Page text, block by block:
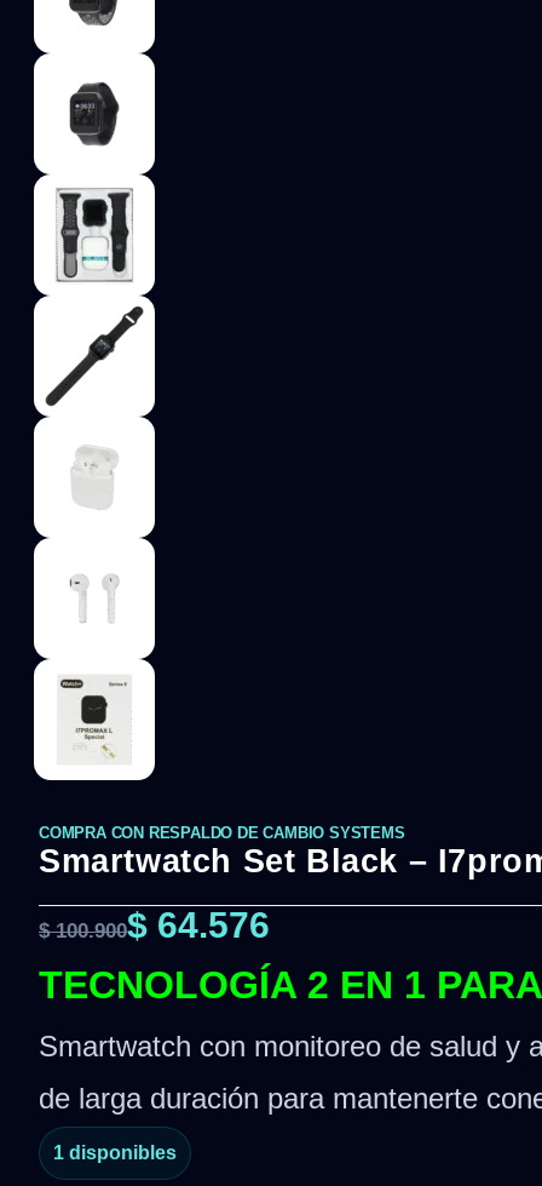
COMPRA CON RESPALDO DE CAMBIO SYSTEMS
Smartwatch Set Black –
$100.900$ 64.576
TECNOLOGÍA 2 EN 1
Smartwatch con monitoreo de salud y
de larga duración para mantenerte
1 disponibles